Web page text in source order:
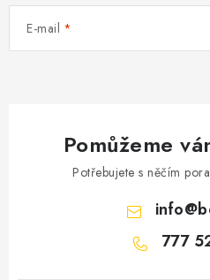
E-mail
Pomůžeme
Potřebujete s něčím
info@
777